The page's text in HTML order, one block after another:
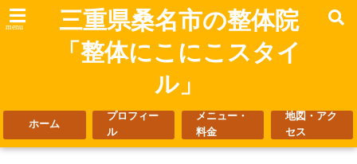
menu
三重県桑名市の整体院
「整体にこにこスタイ
ル」
ホーム
プロフィー
ル
メニュー・
料金
地図・アク
セス